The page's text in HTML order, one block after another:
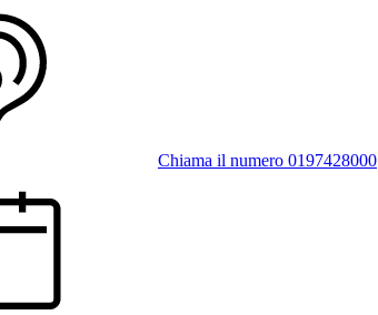
Chiama il numero 0197428000